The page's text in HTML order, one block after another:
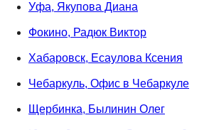
Уфа, Якупова Диана
Фокино, Радюк Виктор
Хабаровск, Есаулова Ксения
Чебаркуль, Офис в Чебаркуле
Щербинка, Былинин Олег